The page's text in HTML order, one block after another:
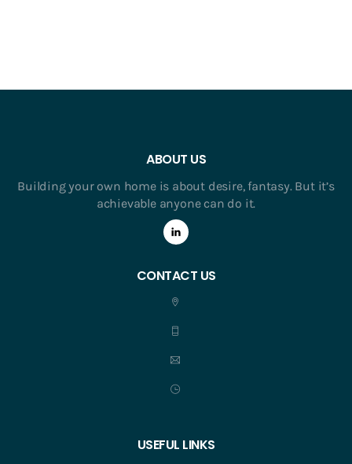
ABOUT US
Building your own home is about desire, fantasy. But it’s
achievable anyone can do it.
CONTACT US
USEFUL LINKS